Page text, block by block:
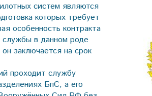
систем являются
которых требует
особенность контракта
в данном роде
заключается на срок
проходит службу
БпС, а его